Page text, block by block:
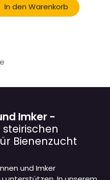
In den Warenkorb
Imker -
Bienenzucht
und Imker